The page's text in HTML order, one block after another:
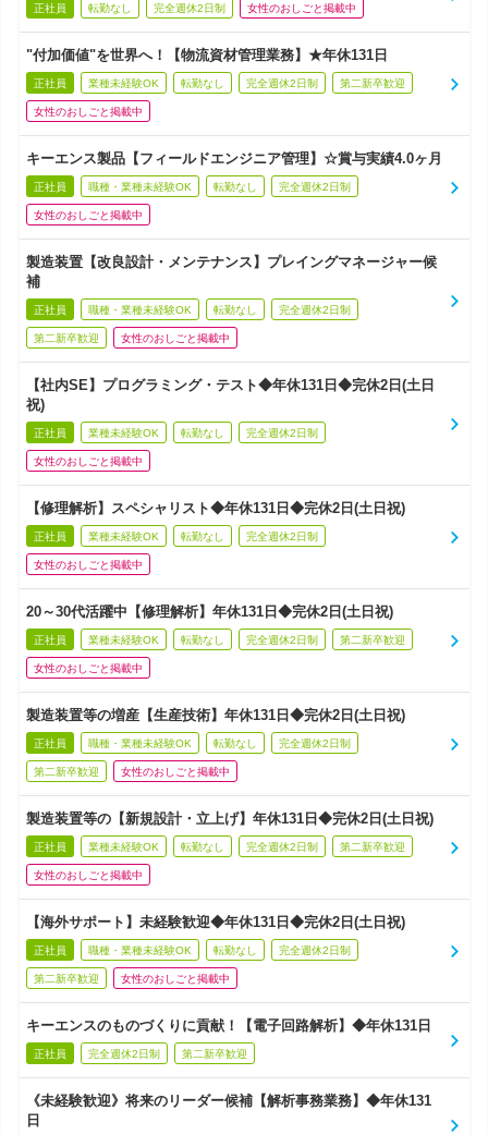
正社員 転勤なし 完全週休2日制 女性のおしごと掲載中
"付加価値"を世界へ！【物流資材管理業務】★年休131日
正社員 業種未経験OK 転勤なし 完全週休2日制 第二新卒歓迎
女性のおしごと掲載中
キーエンス製品【フィールドエンジニア管理】☆賞与実績4.0ヶ月
正社員 職種・業種未経験OK 転勤なし 完全週休2日制
女性のおしごと掲載中
製造装置【改良設計・メンテナンス】プレイングマネージャー候
補
正社員 職種・業種未経験OK 転勤なし 完全週休2日制
第二新卒歓迎 女性のおしごと掲載中
【社内SE】プログラミング・テスト◆年休131日◆完休2日(土日
祝)
正社員 業種未経験OK 転勤なし 完全週休2日制
女性のおしごと掲載中
【修理解析】スペシャリスト◆年休131日◆完休2日(土日祝)
正社員 業種未経験OK 転勤なし 完全週休2日制
女性のおしごと掲載中
20～30代活躍中【修理解析】年休131日◆完休2日(土日祝)
正社員 業種未経験OK 転勤なし 完全週休2日制 第二新卒歓迎
女性のおしごと掲載中
製造装置等の増産【生産技術】年休131日◆完休2日(土日祝)
正社員 職種・業種未経験OK 転勤なし 完全週休2日制
第二新卒歓迎 女性のおしごと掲載中
製造装置等の【新規設計・立上げ】年休131日◆完休2日(土日祝)
正社員 業種未経験OK 転勤なし 完全週休2日制 第二新卒歓迎
女性のおしごと掲載中
【海外サポート】未経験歓迎◆年休131日◆完休2日(土日祝)
正社員 職種・業種未経験OK 転勤なし 完全週休2日制
第二新卒歓迎 女性のおしごと掲載中
キーエンスのものづくりに貢献！【電子回路解析】◆年休131日
正社員 完全週休2日制 第二新卒歓迎
《未経験歓迎》将来のリーダー候補【解析事務業務】◆年休131
日